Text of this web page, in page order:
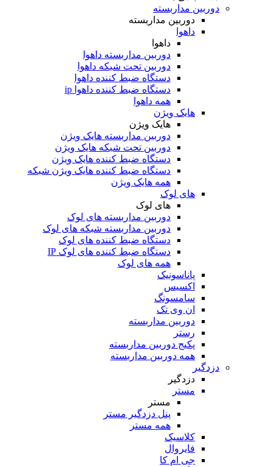
دوربین مداربسته
دوربین مداربسته
داهوا
داهوا
دوربین مداربسته داهوا
دوربین تحت شبکه داهوا
دستگاه ضبط کننده داهوا
دستگاه ضبط کننده داهوا ip
همه داهوا
هایک ویژن
هایک ویژن
دوربین مداربسته هایک ویژن
دوربین تحت شبکه هایک ویژن
دستگاه ضبط کننده هایک ویژن
دستگاه ضبط کننده هایک ویژن شبکه
همه هایک ویژن
های لوک
های لوک
دوربین مداربسته های لوک
دوربین مداربسته شبکه های لوک
دستگاه ضبط کننده های لوک
دستگاه ضبط کننده های لوک IP
همه های لوک
پاناسونیک
اکسیس
سامسونگ
ان وی تک
دوربین مداربسته
رستر
پکیج دوربین مداربسته
همه دوربین مداربسته
دزدگیر
دزدگیر
مستر
مستر
پنل دزدگیر مستر
همه مستر
کلاسیک
فایروال
جی ام کا